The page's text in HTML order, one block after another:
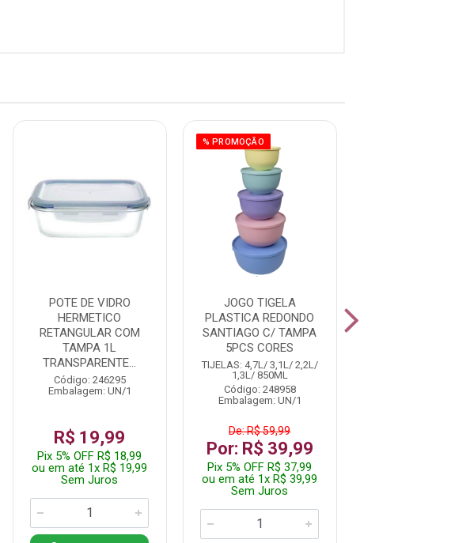
POTE DE VIDRO
HERMETICO
RETANGULAR COM
TAMPA 1L
TRANSPARENTE...
Código: 246295
Embalagem: UN/1
R$ 19,99
Pix 5% OFF R$ 18,99
ou em até 1x R$ 19,99
Sem Juros
% PROMOÇÃO
JOGO TIGELA
PLASTICA REDONDO
SANTIAGO C/ TAMPA
5PCS CORES
TIJELAS: 4,7L/ 3,1L/ 2,2L/
1,3L/ 850ML
Código: 248958
Embalagem: UN/1
De: R$ 59,99
Por: R$ 39,99
Pix 5% OFF R$ 37,99
ou em até 1x R$ 39,99
Sem Juros